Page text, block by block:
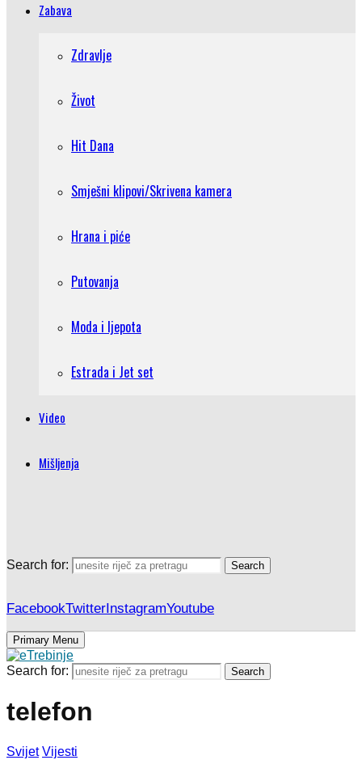
Zabava
Zdravlje
Život
Hit Dana
Smješni klipovi/Skrivena kamera
Hrana i piće
Putovanja
Moda i ljepota
Estrada i Jet set
Video
Mišljenja
Search for: Search
FacebookTwitterInstagramYoutube
Primary Menu
Search for: Search
telefon
Svijet Vijesti